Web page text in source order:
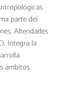
parte del
Alteridades
Integra la
ámbitos.